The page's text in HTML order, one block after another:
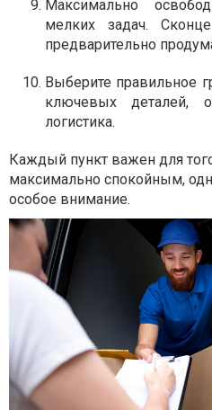
Максимально
мелких задач.
предварительно
Выберите правильное
ключевых деталей,
логистика.
Каждый пункт важен для
максимально спокойным,
особое внимание.